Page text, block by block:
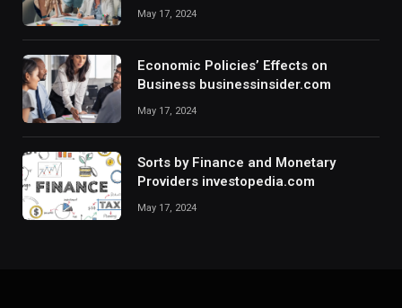
May 17, 2024
Economic Policies’ Effects on
Business businessinsider.com
May 17, 2024
Sorts by Finance and Monetary
Providers investopedia.com
May 17, 2024